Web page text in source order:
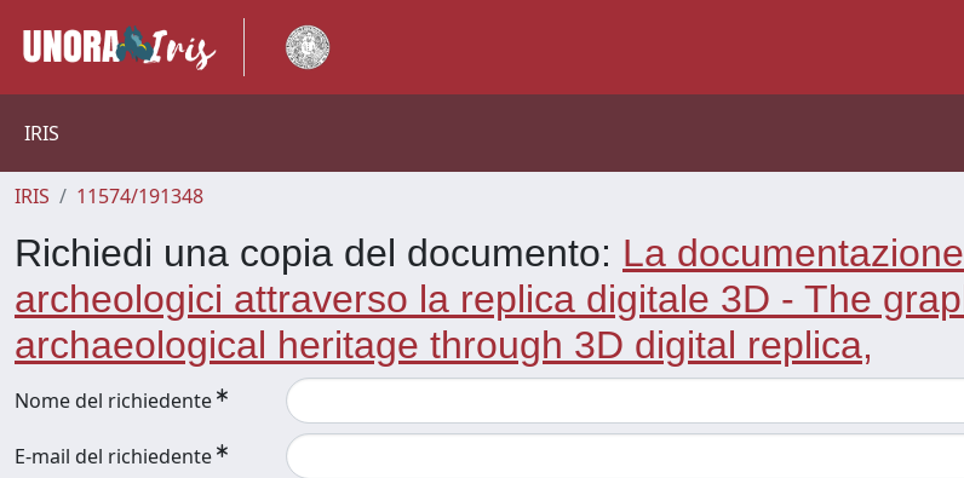
IRIS
IRIS 11574/191348
Richiedi una copia del documento: La
archeologici attraverso la replica digitale 3D - The
archaeological heritage through 3D digital replica,
Nome del richiedente
E-mail del richiedente